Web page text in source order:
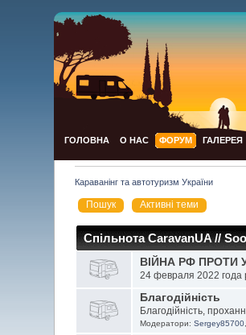
ГОЛОВНА О НАС ФОРУМ ГАЛЕРЕЯ
Караванінг та автотуризм України
Пошук Активні теми
Спільнота CaravanUA //
ВІЙНА РФ ПРОТИ
24 февраля 2022 года
Благодійність
Благодійність,
Модератори: Sergey85700,